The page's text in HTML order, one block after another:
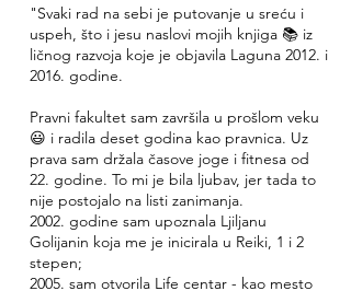
"Svaki rad na sebi je putovanje u sreću i
uspeh, što i jesu naslovi mojih knjiga 📚 iz
ličnog razvoja koje je objavila Laguna 2012. i
2016. godine.
Pravni fakultet sam završila u prošlom veku
😃 i radila deset godina kao pravnica. Uz
prava sam držala časove joge i fitnesa od
22. godine. To mi je bila ljubav, jer tada to
nije postojalo na listi zanimanja.
2002. godine sam upoznala Ljiljanu
Golijanin koja me je inicirala u Reiki, 1 i 2
stepen;
2005. sam otvorila Life centar - kao mesto